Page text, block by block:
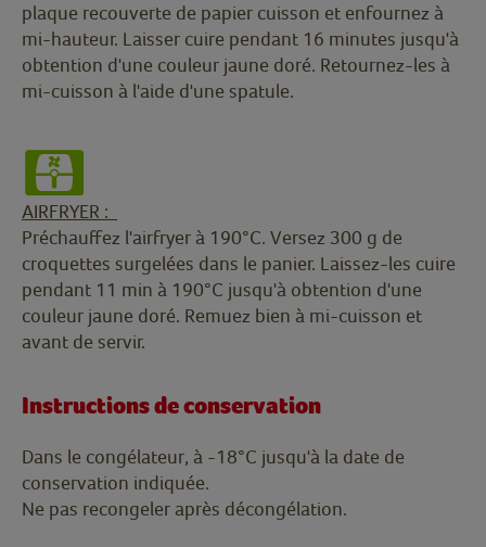
plaque recouverte de papier cuisson et enfournez à
mi-hauteur. Laisser cuire pendant 16 minutes jusqu'à
obtention d'une couleur jaune doré. Retournez-les à
mi-cuisson à l'aide d'une spatule.
AIRFRYER :
Préchauffez l'airfryer à 190°C. Versez 300 g de
croquettes surgelées dans le panier. Laissez-les cuire
pendant 11 min à 190°C jusqu'à obtention d'une
couleur jaune doré. Remuez bien à mi-cuisson et
avant de servir.
Instructions de conservation
Dans le congélateur, à -18°C jusqu'à la date de
conservation indiquée.
Ne pas recongeler après décongélation.